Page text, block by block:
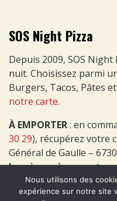
SOS Night Pizza
Depuis 2009, SOS
nuit. Choisissez parmi
Burgers, Tacos, Pâtes
notre carte.
À EMPORTER: en
30 29), récupérez votre
Général de Gaulle –
les pizzas à emporter.
Nous utilisons des
expérience sur notre site